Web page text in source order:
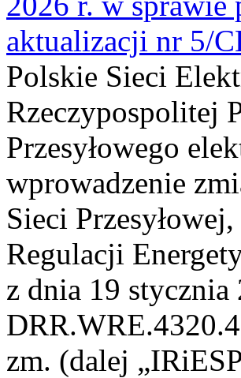
aktualizacji nr 5/
Polskie Sieci
Rzeczypospolitej
Przesyłowego
wprowadzenie
Sieci
Regulacji
z dnia 19 stycznia
zm. (dalej